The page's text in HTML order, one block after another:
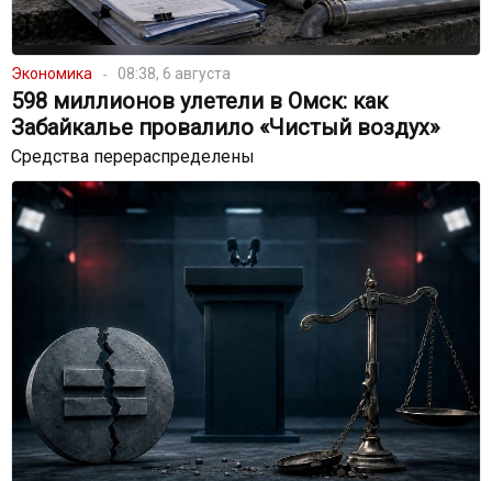
Экономика 08:38, 6 августа
598 миллионов улетели в Омск: как
Забайкалье провалило «Чистый воздух»
Средства перераспределены